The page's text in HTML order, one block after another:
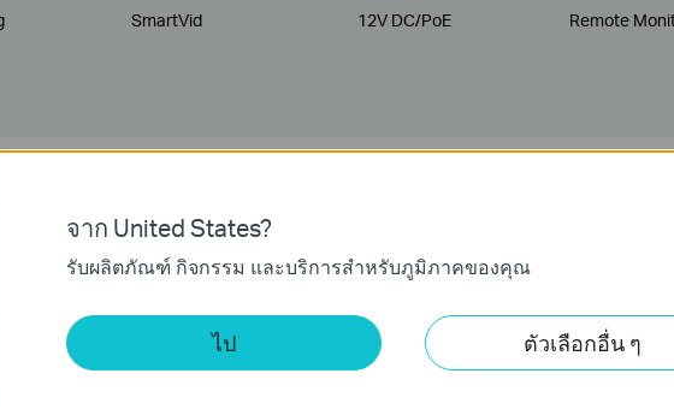
SmartVid 12V DC/PoE Remote
for a higher resolution?
ภาพความละเอียดสูง 4 ล้านพิกเซล
ปิด VIGI C240I มาพร้อมความละเอียดภาพ 4 ล้านพิกเซล — มีความละเอียดมากพอที่จะเ
จาก United States?
รับผลิตภัณฑ์ กิจกรรม และบริการสำหรับภูมิภาคของคุณ
ไป ตัวเลือกอื่น ๆ